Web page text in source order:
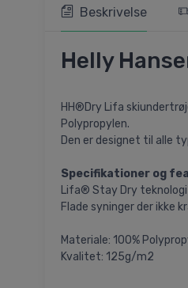
Beskrivelse
Helly
HH®Dry Lifa
Polypropylen.
Den er designet til alle
Specifikationer og
Lifa® Stay Dry teknologi
Flade syninger der ikke
Materiale: 100%
Kvalitet: 125g/m2